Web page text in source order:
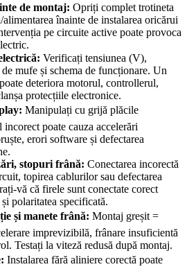
de montaj: Opriți complet trotineta
înainte de instalarea oricărui
pe circuite active poate provoca
Verificați tensiunea (V),
mufe și schema de funcționare. Un
deteriora motorul, controllerul,
protecțiile electronice.
Manipulați cu grijă plăcile
poate cauza accelerări
erori software și defectarea
stopuri frână: Conectarea incorectă
topirea cablurilor sau defectarea
vă că firele sunt conectate corect
polaritatea specificată.
și manete frână: Montaj greșit =
imprevizibilă, frânare insuficientă
Testați la viteză redusă după montaj.
Instalarea fără aliniere corectă poate